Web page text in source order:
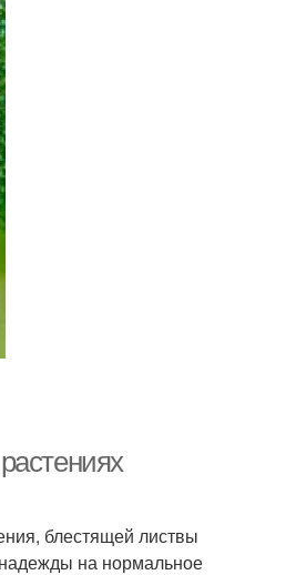
блестящей листвы
на нормальное